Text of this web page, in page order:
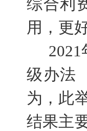
综合利
用，更
2021
级办法
为，此
结果主